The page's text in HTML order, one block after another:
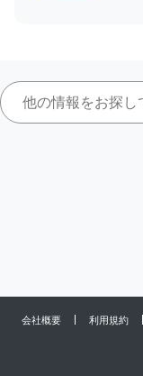
会社概要 利用規約